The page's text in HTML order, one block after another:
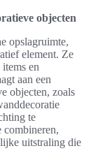
objecten
opslagruimte,
element. Ze
en
aan een
objecten, zoals
te
combineren,
uitstraling die